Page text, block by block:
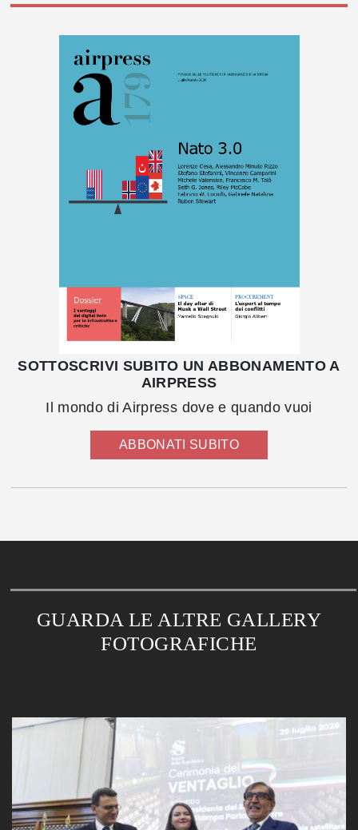
SOTTOSCRIVI SUBITO UN ABBONAMENTO A
AIRPRESS
Il mondo di Airpress dove e quando vuoi
ABBONATI SUBITO
GUARDA LE ALTRE GALLERY
FOTOGRAFICHE